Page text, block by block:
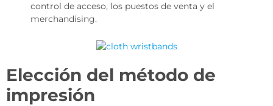
control de acceso, los puestos de venta y el
merchandising.
Elección del método de
impresión